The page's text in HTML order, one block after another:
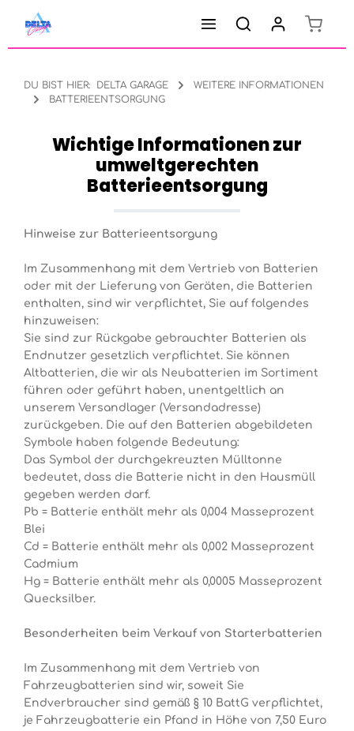
Zum Hauptinhalt springen
DU BIST HIER: DELTA GARAGE
WEITERE INFORMATIONEN
BATTERIEENTSORGUNG
Wichtige Informationen zur
umweltgerechten
Batterieentsorgung
Hinweise zur Batterieentsorgung
Im Zusammenhang mit dem Vertrieb von Batterien
oder mit der Lieferung von Geräten, die Batterien
enthalten, sind wir verpflichtet, Sie auf folgendes
hinzuweisen:
Sie sind zur Rückgabe gebrauchter Batterien als
Endnutzer gesetzlich verpflichtet. Sie können
Altbatterien, die wir als Neubatterien im Sortiment
führen oder geführt haben, unentgeltlich an
unserem Versandlager (Versandadresse)
zurückgeben. Die auf den Batterien abgebildeten
Symbole haben folgende Bedeutung:
Das Symbol der durchgekreuzten Mülltonne
bedeutet, dass die Batterie nicht in den Hausmüll
gegeben werden darf.
Pb = Batterie enthält mehr als 0,004 Masseprozent
Blei
Cd = Batterie enthält mehr als 0,002 Masseprozent
Cadmium
Hg = Batterie enthält mehr als 0,0005 Masseprozent
Quecksilber.
Besonderheiten beim Verkauf von Starterbatterien
Im Zusammenhang mit dem Vertrieb von
Fahrzeugbatterien sind wir, soweit Sie
Endverbraucher sind gemäß § 10 BattG verpflichtet,
je Fahrzeugbatterie ein Pfand in Höhe von 7,50 Euro